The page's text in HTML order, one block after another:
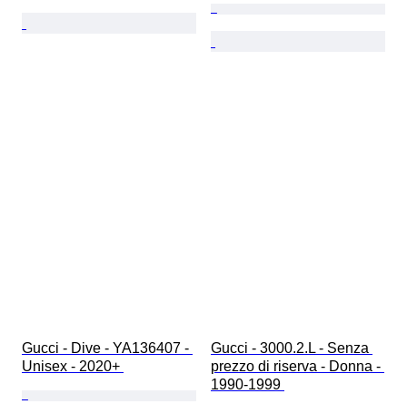
Gucci - Dive - YA136407 -
Unisex - 2020+
Gucci - 3000.2.L - Senza
prezzo di riserva - Donna -
1990-1999